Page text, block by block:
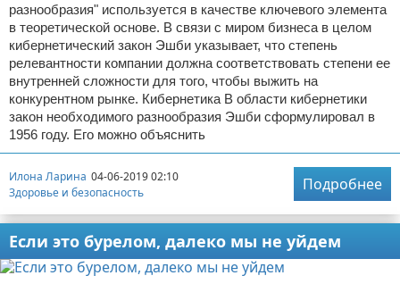
разнообразия" используется в качестве ключевого элемента
в теоретической основе. В связи с миром бизнеса в целом
кибернетический закон Эшби указывает, что степень
релевантности компании должна соответствовать степени ее
внутренней сложности для того, чтобы выжить на
конкурентном рынке. Кибернетика В области кибернетики
закон необходимого разнообразия Эшби сформулировал в
1956 году. Его можно объяснить
Илона Ларина 04-06-2019 02:10
Здоровье и безопасность
Подробнее
Если это бурелом, далеко мы не уйдем